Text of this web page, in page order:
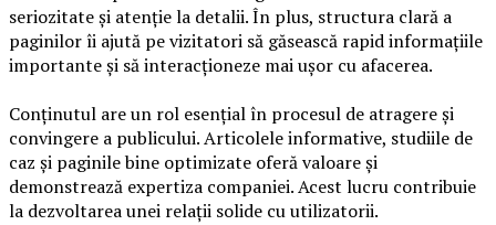
seriozitate și atenție la detalii. În plus, structura clară a
paginilor îi ajută pe vizitatori să găsească rapid informațiile
importante și să interacționeze mai ușor cu afacerea.
Conținutul are un rol esențial în procesul de atragere și
convingere a publicului. Articolele informative, studiile de
caz și paginile bine optimizate oferă valoare și
demonstrează expertiza companiei. Acest lucru contribuie
la dezvoltarea unei relații solide cu utilizatorii.